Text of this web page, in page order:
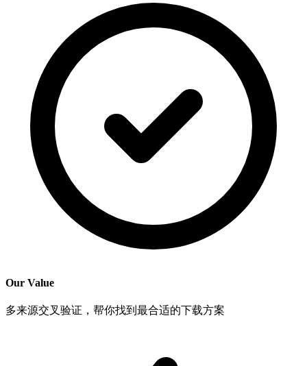
Our Value
多来源交叉验证，帮你找到最合适的下载方案